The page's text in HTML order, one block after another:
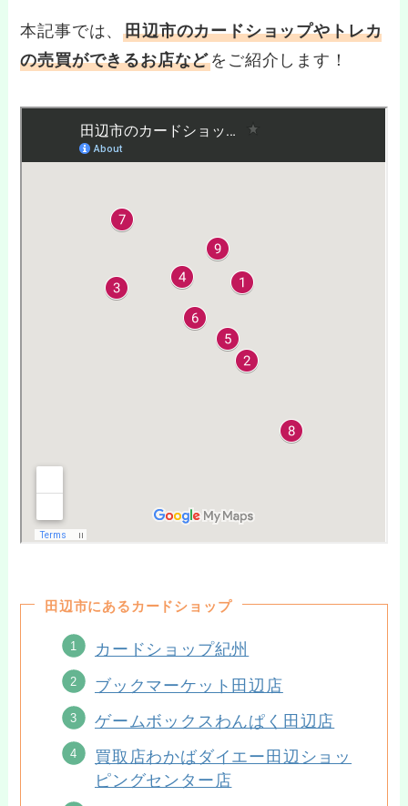
本記事では、田辺市のカードショップやトレカ
の売買ができるお店などをご紹介します！
田辺市にあるカードショップ
カードショップ紀州
ブックマーケット田辺店
ゲームボックスわんぱく田辺店
買取店わかばダイエー田辺ショッ
ピングセンター店